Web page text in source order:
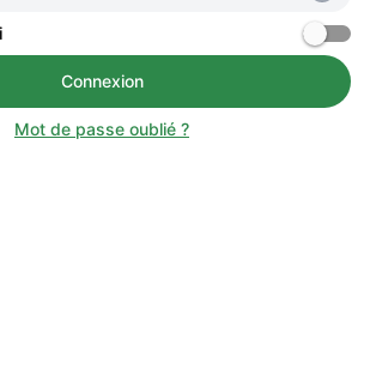
Connexion
Mot de passe oublié ?